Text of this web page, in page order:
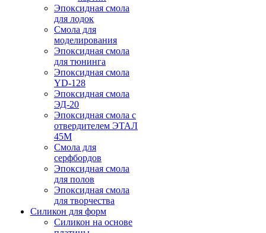
Эпоксидная смола
для лодок
Смола для
моделирования
Эпоксидная смола
для тюнинга
Эпоксидная смола
YD-128
Эпоксидная смола
ЭД-20
Эпоксидная смола с
отвердителем ЭТАЛ
45М
Смола для
серфбордов
Эпоксидная смола
для полов
Эпоксидная смола
для творчества
Силикон для форм
Силикон на основе